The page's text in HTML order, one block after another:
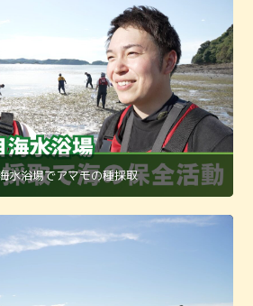
水浴場でアマモの種採取